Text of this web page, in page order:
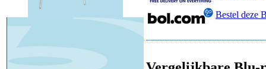
Bestel deze